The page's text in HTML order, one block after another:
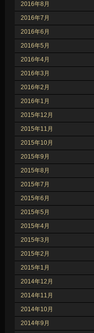
2016年8月
2016年7月
2016年6月
2016年5月
2016年4月
2016年3月
2016年2月
2016年1月
2015年12月
2015年11月
2015年10月
2015年9月
2015年8月
2015年7月
2015年6月
2015年5月
2015年4月
2015年3月
2015年2月
2015年1月
2014年12月
2014年11月
2014年10月
2014年9月